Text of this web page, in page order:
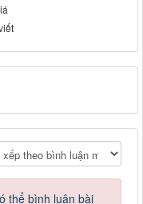
thể bình luận bài